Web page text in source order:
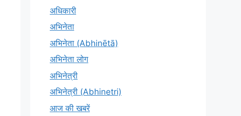
अधिकारी
अभिनेता
अभिनेता (Abhinētā)
अभिनेता लोग
अभिनेत्री
अभिनेत्री (Abhinetri)
आज की खबरें